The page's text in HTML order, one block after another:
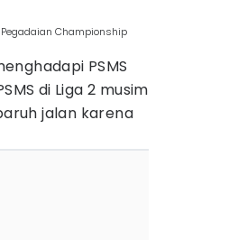
Championship
PSMS
di Liga 2 musim
jalan karena